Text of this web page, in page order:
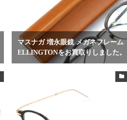
マスナガ 増永眼鏡 メガネフレーム
ELLINGTONをお買取りしました。